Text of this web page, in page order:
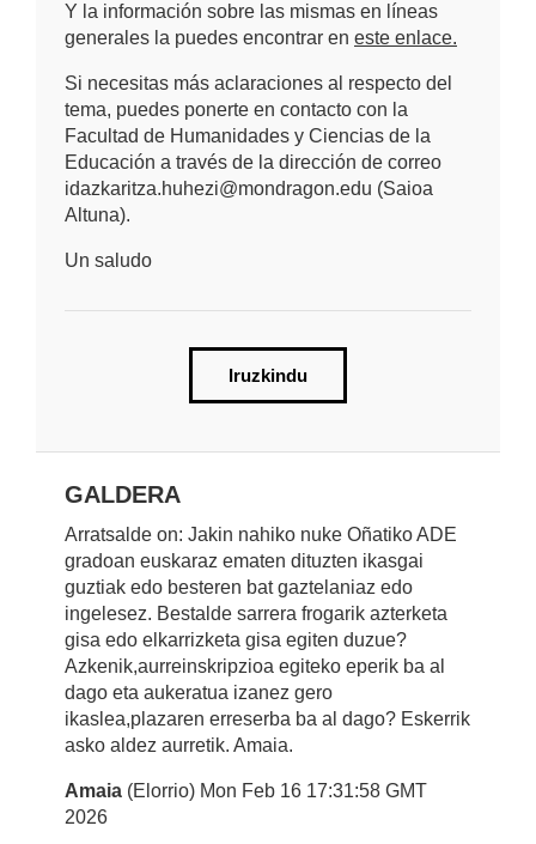
Y la información sobre las mismas en líneas
generales la puedes encontrar en este enlace.
Si necesitas más aclaraciones al respecto del
tema, puedes ponerte en contacto con la
Facultad de Humanidades y Ciencias de la
Educación a través de la dirección de correo
idazkaritza.huhezi@mondragon.edu (Saioa
Altuna).
Un saludo
Iruzkindu
GALDERA
Arratsalde on: Jakin nahiko nuke Oñatiko ADE
gradoan euskaraz ematen dituzten ikasgai
guztiak edo besteren bat gaztelaniaz edo
ingelesez. Bestalde sarrera frogarik azterketa
gisa edo elkarrizketa gisa egiten duzue?
Azkenik,aurreinskripzioa egiteko eperik ba al
dago eta aukeratua izanez gero
ikaslea,plazaren erreserba ba al dago? Eskerrik
asko aldez aurretik. Amaia.
Amaia (Elorrio) Mon Feb 16 17:31:58 GMT
2026